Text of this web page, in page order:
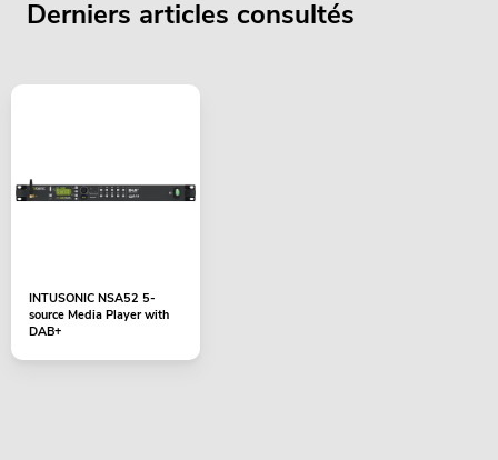
Derniers articles consultés
INTUSONIC NSA52 5-
source Media Player with
DAB+